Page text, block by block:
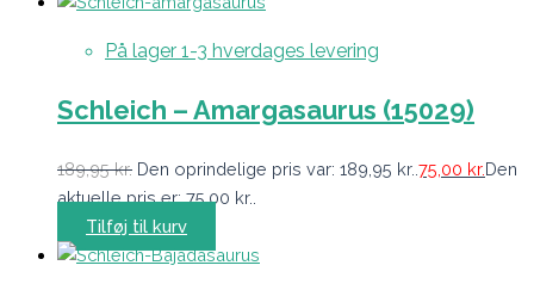
På lager 1-3 hverdages levering
Schleich – Amargasaurus (15029)
189,95kr. Den oprindelige pris var: 189,95 kr..75,00 kr.Den
aktuelle pris er: 75,00 kr..
Tilføj til kurv